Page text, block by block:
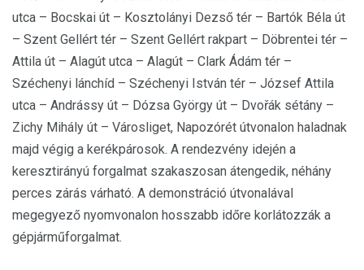
utca – Bocskai út – Kosztolányi Dezső tér – Bartók Béla út
– Szent Gellért tér – Szent Gellért rakpart – Döbrentei tér –
Attila út – Alagút utca – Alagút – Clark Ádám tér –
Széchenyi lánchíd – Széchenyi István tér – József Attila
utca – Andrássy út – Dózsa György út – Dvořák sétány –
Zichy Mihály út – Városliget, Napozórét útvonalon haladnak
majd végig a kerékpárosok. A rendezvény idején a
keresztirányú forgalmat szakaszosan átengedik, néhány
perces zárás várható. A demonstráció útvonalával
megegyező nyomvonalon hosszabb időre korlátozzák a
gépjárműforgalmat.